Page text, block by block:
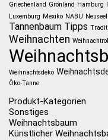
Griechenland Grönland Hamburg
Luxemburg Mexiko NABU
Tannenbaum Tipps
Weihnachten
Weihnachtsdeko
Öko-Tanne
Produkt-Kategorien
Sonstiges
Weihnachtsbaum
Künstlicher